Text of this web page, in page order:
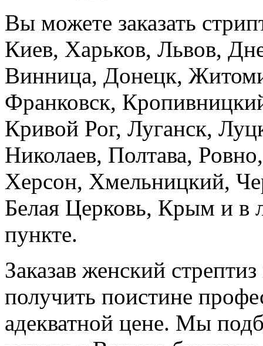
Вы можете заказать
Киев, Харьков, Львов,
Винница, Донецк,
Франковск,
Кривой Рог, Луганск,
Николаев, Полтава,
Херсон, Хмельницкий,
Белая Церковь, Крым и в
пункте.
Заказав женский
получить поистине
адекватной цене. Мы